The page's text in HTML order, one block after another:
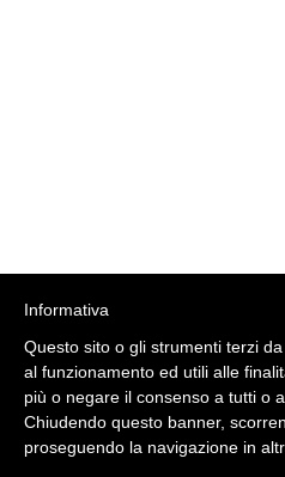
Informativa
Questo sito o gli strumenti terzi
al funzionamento ed utili alle
più o negare il consenso a tutti o
Chiudendo questo banner,
proseguendo la navigazione in